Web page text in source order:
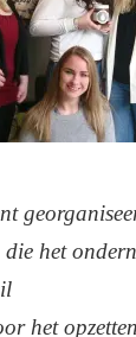
die het
het